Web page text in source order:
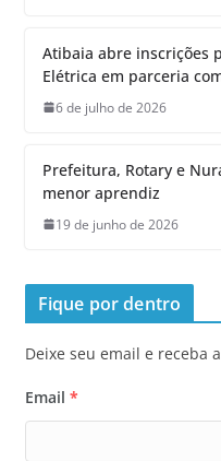
Atibaia abre inscrições
Elétrica em parceria
6 de julho de 2026
Prefeitura, Rotary e
menor aprendiz
19 de junho de 2026
Fique por dentro
Deixe seu email e receba
Email *